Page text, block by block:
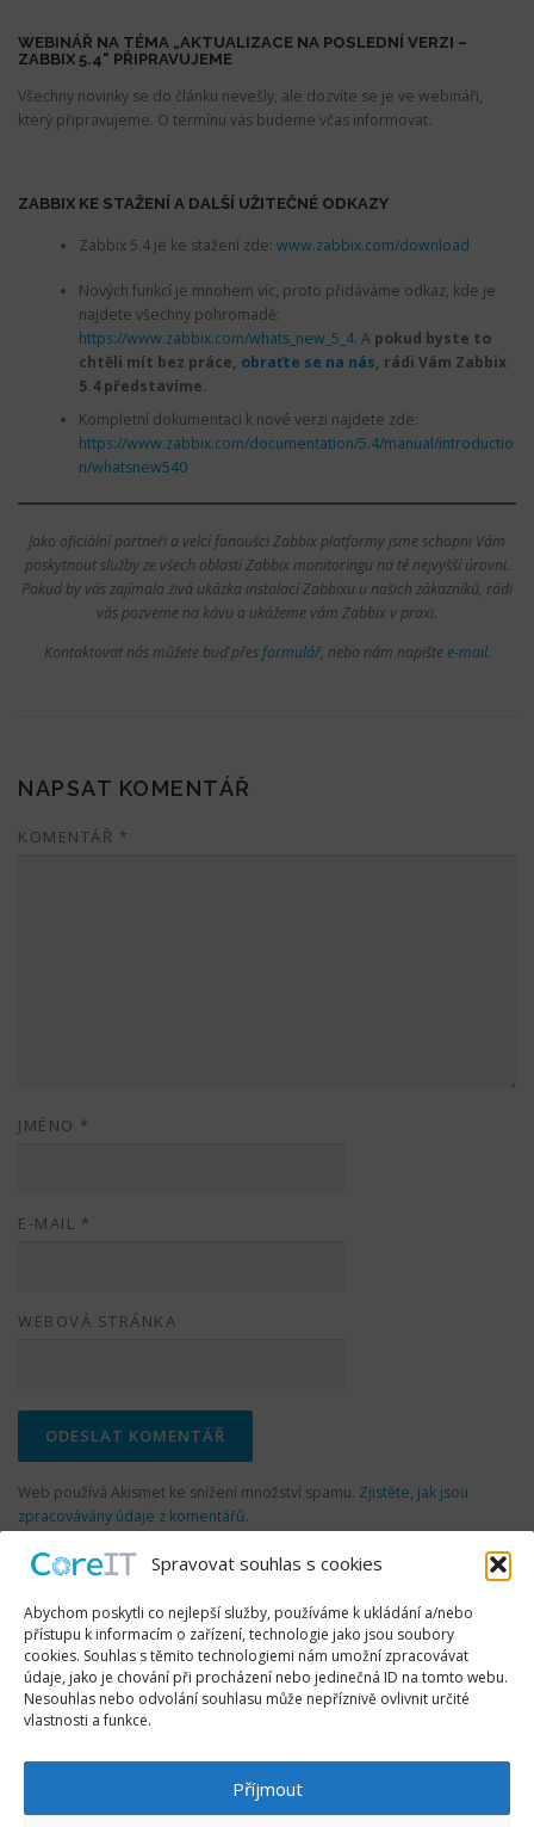
Spravovat souhlas s cookies
Abychom poskytli co nejlepší služby, používáme k ukládání a/nebo
přístupu k informacím o zařízení, technologie jako jsou soubory
cookies. Souhlas s těmito technologiemi nám umožní zpracovávat
údaje, jako je chování při procházení nebo jedinečná ID na tomto webu.
Nesouhlas nebo odvolání souhlasu může nepříznivě ovlivnit určité
vlastnosti a funkce.
Příjmout
WEBINÁŘ NA TÉMA „AKTUALIZACE NA POSLEDNÍ VERZI –
ZABBIX 5.4“ PŘIPRAVUJEME
Všechny novinky se do článku nevešly, ale dozvíte se je ve webináři,
který připravujeme. O termínu vás budeme včas informovat.
ZABBIX KE STAŽENÍ A DALŠÍ UŽITEČNÉ ODKAZY
Zabbix 5.4 je ke stažení zde: www.zabbix.com/download
Nových funkcí je mnohem víc, proto přidáváme odkaz, kde je
najdete všechny pohromadě:
https://www.zabbix.com/whats_new_5_4. A pokud byste to
chtěli mít bez práce, obraťte se na nás, rádi Vám Zabbix
5.4 představíme.
Kompletní dokumentaci k nové verzi najdete zde:
https://www.zabbix.com/documentation/5.4/manual/introductio
n/whatsnew540
Jako oficiální partneři a velcí fanoušci Zabbix platformy jsme schopni Vám
poskytnout služby ze všech oblastí Zabbix monitoringu na té nejvyšší úrovni.
Pokud by vás zajímala živá ukázka instalací Zabbixu u našich zákazníků, rádi
vás pozveme na kávu a ukážeme vám Zabbix v praxi.
Kontaktovat nás můžete buď přesformulář, nebo nám napištee-mail.
NAPSAT KOMENTÁŘ
KOMENTÁŘ *
JMÉNO *
E-MAIL *
WEBOVÁ STRÁNKA
Web používá Akismet ke snížení množství spamu. Zjistěte, jak jsou
zpracovávány údaje z komentářů.
SLEDUJTE NÁS